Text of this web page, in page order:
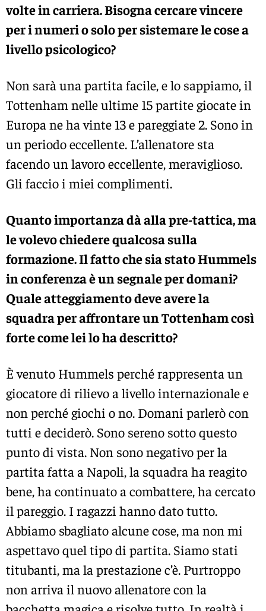
volte in carriera. Bisogna cercare vincere
per i numeri o solo per sistemare le cose a
livello psicologico?
Non sarà una partita facile, e lo sappiamo, il
Tottenham nelle ultime 15 partite giocate in
Europa ne ha vinte 13 e pareggiate 2. Sono in
un periodo eccellente. L’allenatore sta
facendo un lavoro eccellente, meraviglioso.
Gli faccio i miei complimenti.
Quanto importanza dà alla pre-tattica, ma
le volevo chiedere qualcosa sulla
formazione. Il fatto che sia stato Hummels
in conferenza è un segnale per domani?
Quale atteggiamento deve avere la
squadra per affrontare un Tottenham così
forte come lei lo ha descritto?
È venuto Hummels perché rappresenta un
giocatore di rilievo a livello internazionale e
non perché giochi o no. Domani parlerò con
tutti e deciderò. Sono sereno sotto questo
punto di vista. Non sono negativo per la
partita fatta a Napoli, la squadra ha reagito
bene, ha continuato a combattere, ha cercato
il pareggio. I ragazzi hanno dato tutto.
Abbiamo sbagliato alcune cose, ma non mi
aspettavo quel tipo di partita. Siamo stati
titubanti, ma la prestazione c’è. Purtroppo
non arriva il nuovo allenatore con la